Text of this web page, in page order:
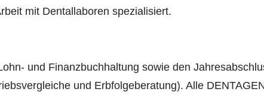
mit Dentallaboren spezialisiert.
und Finanzbuchhaltung sowie den
und Erbfolgeberatung). Alle